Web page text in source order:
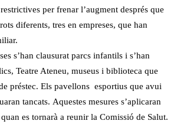
per frenar l’augment després que
diferents, tres en empreses, que han
s’han clausurat parcs infantils i s’han
Teatre Ateneu, museus i biblioteca que
préstec. Els pavellons esportius que avui
tancats. Aquestes mesures s’aplicaran
es tornarà a reunir la Comissió de Salut.